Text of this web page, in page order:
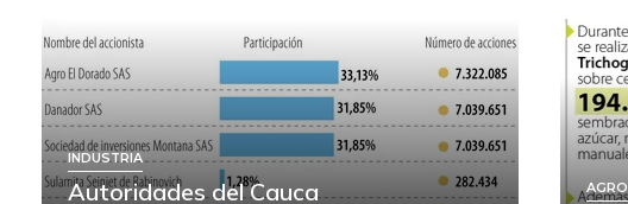
INDUSTRIA
Autoridades del Cauca
AGRO